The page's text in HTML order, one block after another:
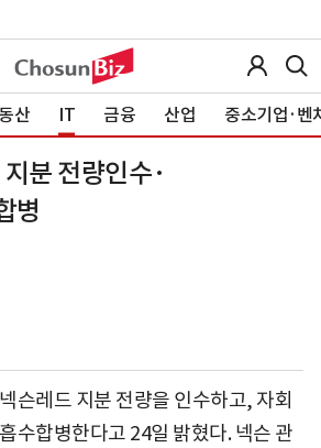
산 IT 금융 산업 중소기업·벤
분 전량인수·
병
슨레드 지분 전량을 인수하고, 자회
수합병한다고 24일 밝혔다. 넥슨 관